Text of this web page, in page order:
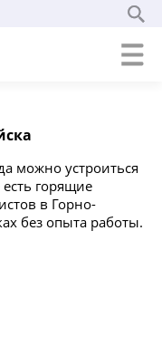
можно устроиться
горящие
в Горно-
без опыта работы.